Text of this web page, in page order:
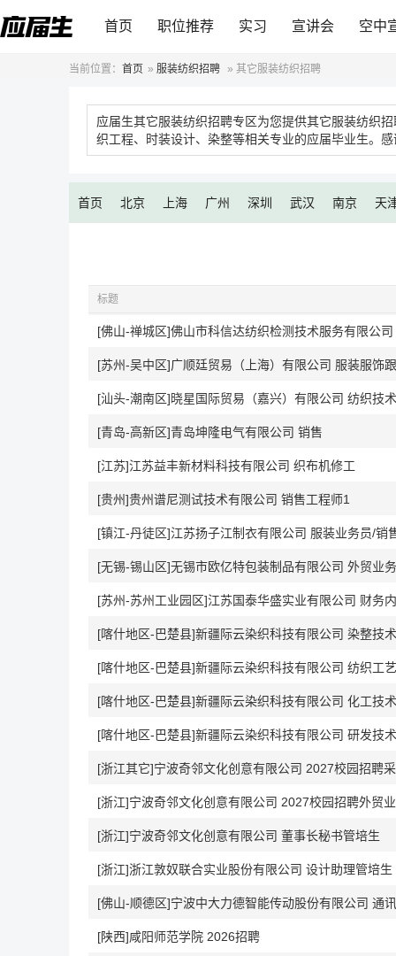
首页 职位推荐 实习 宣讲会 空中
当前位置： 首页 » 服装纺织招聘 » 其它服装纺织招聘
应届生其它服装纺织招聘专区为您提供其它服装纺织
织工程、时装设计、染整等相关专业的应届毕业生。
首页 北京 上海 广州 深圳 武汉 南京 天
标题
[佛山-禅城区]佛山市科信达纺织检测技术服务有限公
[苏州-吴中区]广顺廷贸易（上海）有限公司 服装服饰
[汕头-潮南区]晓星国际贸易（嘉兴）有限公司 纺织技
[青岛-高新区]青岛坤隆电气有限公司 销售
[江苏]江苏益丰新材料科技有限公司 织布机修工
[贵州]贵州谱尼测试技术有限公司 销售工程师1
[镇江-丹徒区]江苏扬子江制衣有限公司 服装业务员/销
[无锡-锡山区]无锡市欧亿特包装制品有限公司 外贸业
[苏州-苏州工业园区]江苏国泰华盛实业有限公司 财务
[喀什地区-巴楚县]新疆际云染织科技有限公司 染整技
[喀什地区-巴楚县]新疆际云染织科技有限公司 纺织工
[喀什地区-巴楚县]新疆际云染织科技有限公司 化工技
[喀什地区-巴楚县]新疆际云染织科技有限公司 研发技
[浙江其它]宁波奇邻文化创意有限公司 2027校园招聘
[浙江]宁波奇邻文化创意有限公司 2027校园招聘外贸
[浙江]宁波奇邻文化创意有限公司 董事长秘书管培生
[浙江]浙江敦奴联合实业股份有限公司 设计助理管培生
[佛山-顺德区]宁波中大力德智能传动股份有限公司 通
[陕西]咸阳师范学院 2026招聘